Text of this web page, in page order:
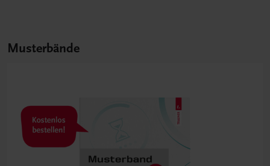
Musterbände